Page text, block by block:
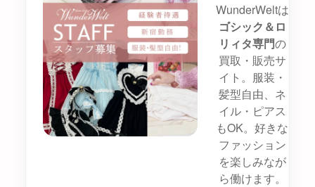
WunderWeltは
ゴシック＆ロ
リィタ専門の
買取・販売サ
イト。服装・
髪型自由、ネ
イル・ピアス
もOK。好きな
ファッション
を楽しみなが
ら働けます。